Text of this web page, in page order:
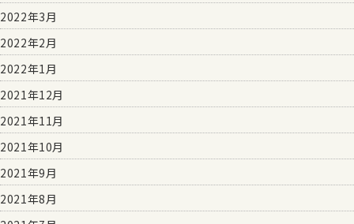
2022年3月
2022年2月
2022年1月
2021年12月
2021年11月
2021年10月
2021年9月
2021年8月